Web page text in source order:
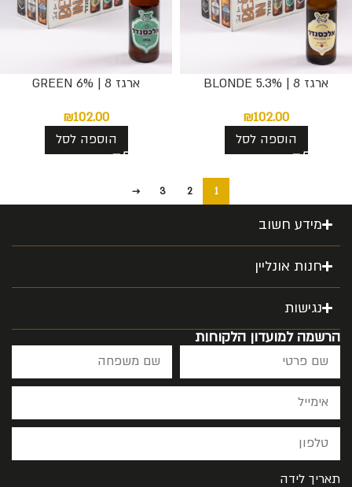
ארגז 8 | BLONDE 5.3%
₪102.00
הוספה לסל
ארגז 8 | GREEN 6%
₪102.00
הוספה לסל
1
2
3
→
מידע חשוב
חנות אונליין
נגישות
הרשמה למועדון הלקוחות
תאריך לידה